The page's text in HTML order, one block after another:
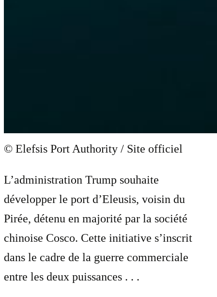
© Elefsis Port Authority / Site officiel
L’administration Trump souhaite
développer le port d’Eleusis, voisin du
Pirée, détenu en majorité par la société
chinoise Cosco. Cette initiative s’inscrit
dans le cadre de la guerre commerciale
entre les deux puissances . . .